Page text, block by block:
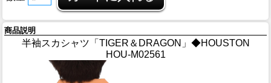
商品説明
半袖スカシャツ「TIGER＆DRAGON」◆HOUSTON
HOU-M02561